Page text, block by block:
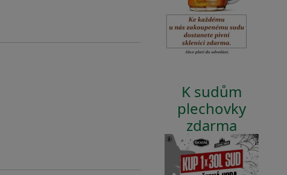
K sudům
plechovky
zdarma